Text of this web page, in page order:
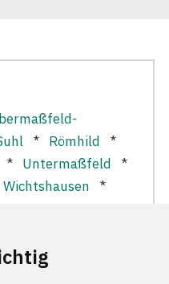
* Römhild *
* Untermaßfeld *
Wichtshausen *